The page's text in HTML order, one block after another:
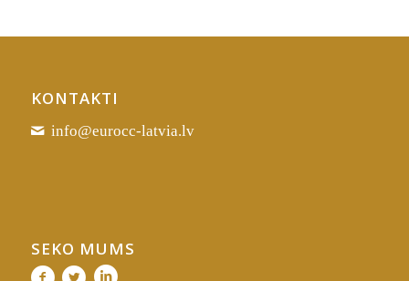
KONTAKTI
info@eurocc-latvia.lv
SEKO MUMS